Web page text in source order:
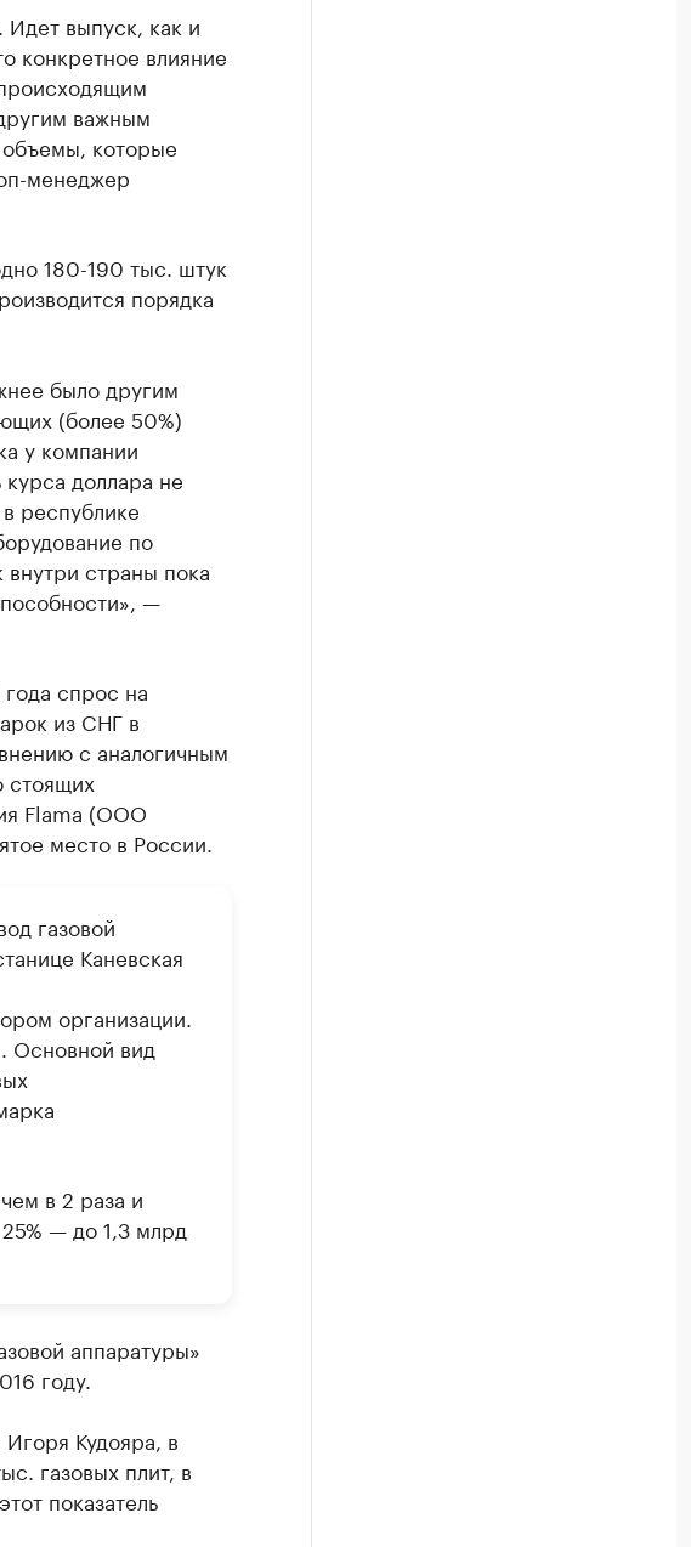
Идет выпуск, как и
конкретное влияние
важным
которые
менеджер
180-190 тыс. штук
порядка
было другим
(более 50%)
у компании
доллара не
республике
по
страны пока
—
спрос на
из CНГ в
с аналогичным
стоящих
Flama (ООО
место в России.
газовой
Каневская
организации.
Основной вид
в 2 раза и
— до 1,3 млрд
аппаратуры»
году.
Кудояра, в
газовых плит, в
показатель